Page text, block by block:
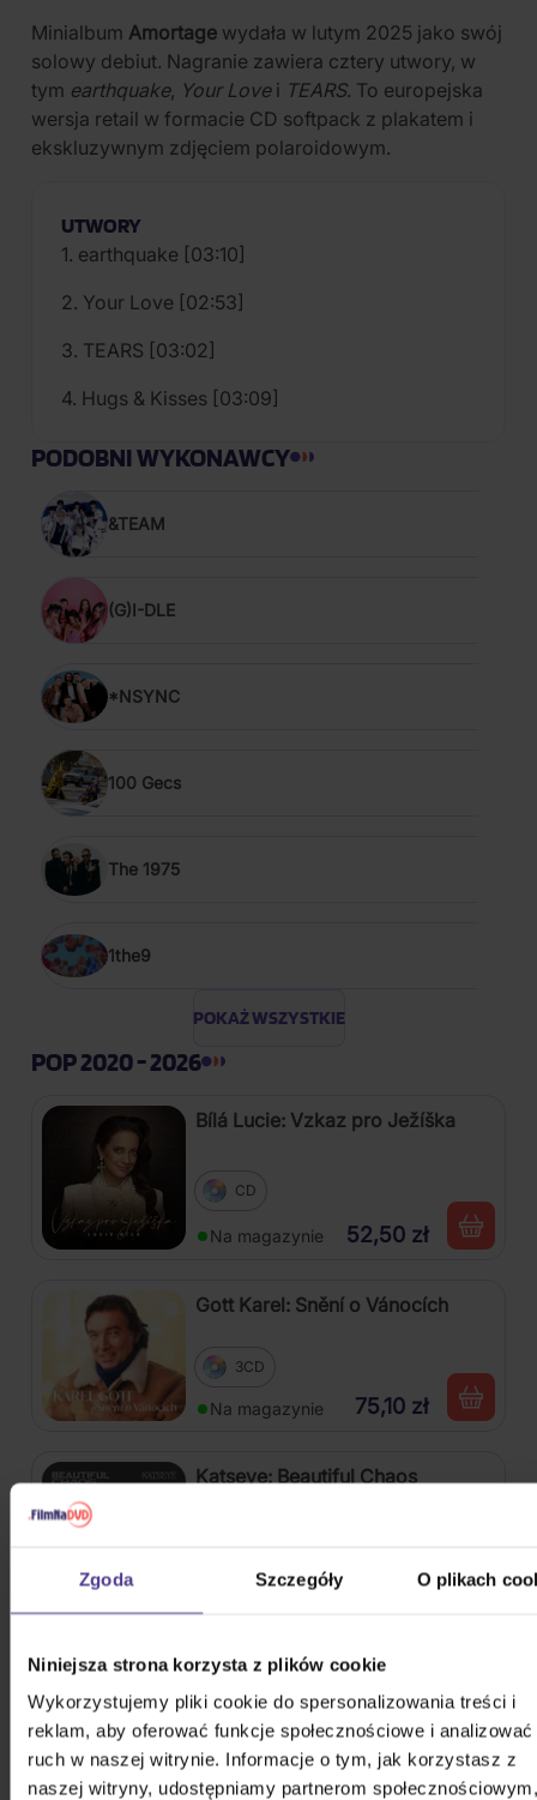
Zgoda Szczegóły O plikach
Niniejsza strona korzysta z plików cookie
Wykorzystujemy pliki cookie do spersonalizowania treści i
reklam, aby oferować funkcje społecznościowe i analizować
ruch w naszej witrynie. Informacje o tym, jak korzystasz z
naszej witryny, udostępniamy partnerom społecznościowym,
Minialbum Amortage wydała w lutym 2025 jako swój
solowy debiut. Nagranie zawiera cztery utwory, w
tym earthquake, Your Lovei TEARS. To europejska
wersja retail w formacie CD softpack z plakatem i
ekskluzywnym zdjęciem polaroidowym.
UTWORY
1. earthquake [03:10]
2. Your Love [02:53]
3. TEARS [03:02]
4. Hugs & Kisses [03:09]
PODOBNI WYKONAWCY
&TEAM
(G)I-DLE
*NSYNC
100 Gecs
The 1975
1the9
POKAŻ WSZYSTKIE
POP 2020 - 2026
Bílá Lucie: Vzkaz pro Ježíška
CD
Na magazynie 52,50 zł
Gott Karel: Snění o Vánocích
3CD
Na magazynie 75,10 zł
Katseye: Beautiful Chaos
Na magazynie 122,20 zł
Stray Kids: SKZHOP HIPTAPE(合
Hop) (SKZHOP Version)
CD
Na magazynie 122,20 zł